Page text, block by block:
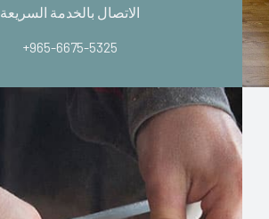
الاتصال بالخدمة السريعة
+965-6675-5325